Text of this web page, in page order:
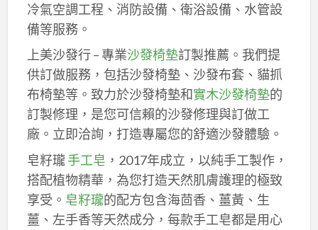
冷氣空調工程、消防設備、衛浴設備、水管設
備等服務。
上美沙發行 – 專業沙發椅墊訂製推薦。我們提
供訂做服務，包括沙發椅墊、沙發布套、貓抓
布椅墊等。致力於沙發椅墊和實木沙發椅墊的
訂製修理，是您可信賴的沙發修理與訂做工
廠。立即洽詢，打造專屬您的舒適沙發體驗。
皂籽瓏手工皂 ，2017年成立，以純手工製作，
搭配植物精華，為您打造天然肌膚護理的極致
享受。 皂籽瓏的配方包含海茴香、薑黃、生
薑、左手香等天然成分，每款手工皂都是用心